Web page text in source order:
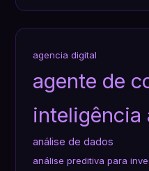
agencia digital
agente de
análise de dados
análise preditiva para